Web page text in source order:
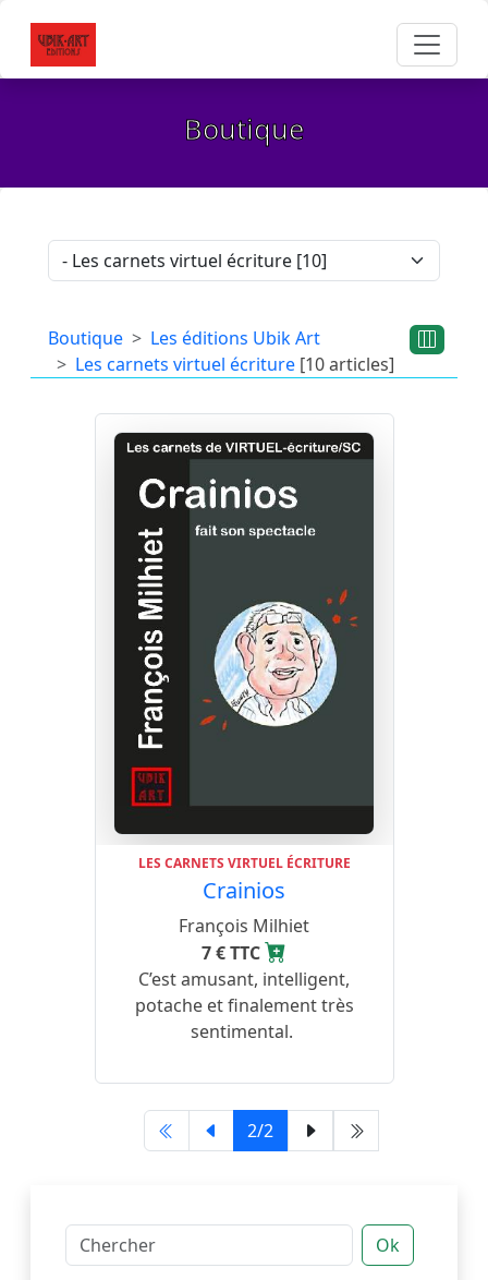
Boutique
Boutique
Les éditions Ubik Art
Les carnets virtuel écriture [10 articles]
LES CARNETS VIRTUEL ÉCRITURE
Crainios
François Milhiet
7 € TTC
C’est amusant, intelligent,
potache et finalement très
sentimental.
2/2
Ok